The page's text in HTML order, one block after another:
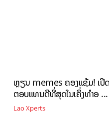
ຫຼຽນ memes ຄອງແຊ້ມ! ເ
ຕອບແທນດີທີ່ສຸດໃນເຄິ່ງທໍາອ ...
Lao Xperts